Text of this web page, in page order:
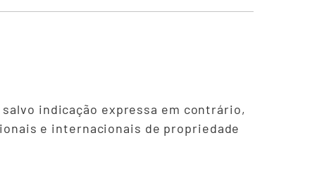
indicação expressa em contrário,
e internacionais de propriedade